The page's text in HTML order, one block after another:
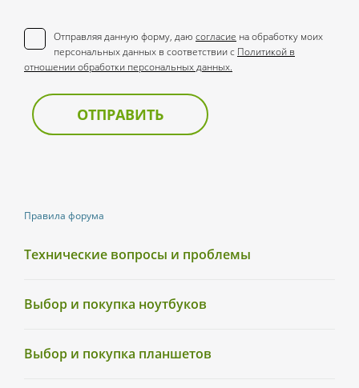
Правила форума
Технические вопросы и проблемы
Выбор и покупка ноутбуков
Выбор и покупка планшетов
Отправляя данную форму, даю согласие на обработку моих
персональных данных в соответствии с Политикой в
отношении обработки персональных данных.
ОТПРАВИТЬ